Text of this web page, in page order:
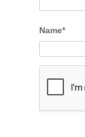
Name*